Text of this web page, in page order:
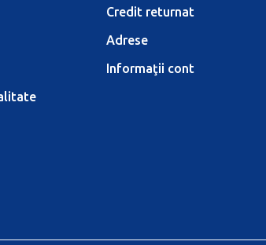
Credit returnat
Adrese
Informaţii cont